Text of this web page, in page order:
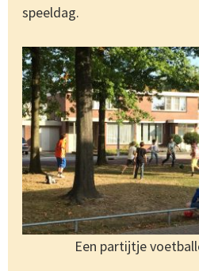
speeldag.
Een partijtje